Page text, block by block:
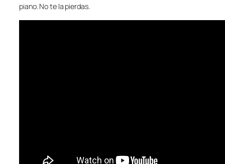
piano. No te la pierdas.